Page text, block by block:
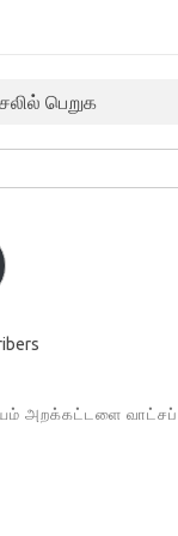
பெறுக
அறக்கட்டளை